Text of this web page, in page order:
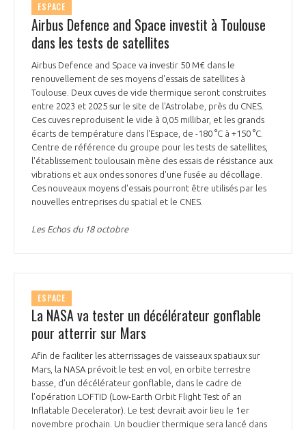
ESPACE
Airbus Defence and Space investit à Toulouse
dans les tests de satellites
Airbus Defence and Space va investir 50 M€ dans le
renouvellement de ses moyens d'essais de satellites à
Toulouse. Deux cuves de vide thermique seront construites
entre 2023 et 2025 sur le site de l'Astrolabe, près du CNES.
Ces cuves reproduisent le vide à 0,05 millibar, et les grands
écarts de température dans l'Espace, de -180 °C à +150 °C.
Centre de référence du groupe pour les tests de satellites,
l'établissement toulousain mène des essais de résistance aux
vibrations et aux ondes sonores d'une fusée au décollage.
Ces nouveaux moyens d'essais pourront être utilisés par les
nouvelles entreprises du spatial et le CNES.
Les Echos du 18 octobre
ESPACE
La NASA va tester un décélérateur gonflable
pour atterrir sur Mars
Afin de faciliter les atterrissages de vaisseaux spatiaux sur
Mars, la NASA prévoit le test en vol, en orbite terrestre
basse, d’un décélérateur gonflable, dans le cadre de
l’opération LOFTID (Low-Earth Orbit Flight Test of an
Inflatable Decelerator). Le test devrait avoir lieu le 1er
novembre prochain. Un bouclier thermique sera lancé dans